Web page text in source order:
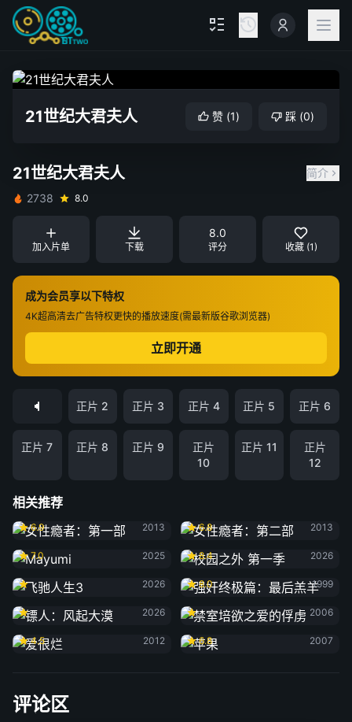
21世纪大君夫人 赞 (1) 踩 (0)
21世纪大君夫人
简介
2738
8.0
加入片单 下载
8.0
评分 收藏 (1)
成为会员享以下特权
4K超高清去广告特权更快的播放速度(需最新版谷歌浏览器)
立即开通
正片 2 正片 3 正片 4 正片 5 正片 6
正片 7 正片 8 正片 9
正片
10
正片 11
正片
12
相关推荐
女性瘾者：第一部
6.9
2013
6.8
2013
Mayumi
7.0
2025
校园之外 第一季
8.4
2026
飞驰人生3
2026
强奸终极篇：最后羔羊
8.0
1999
镖人：风起大漠
2026
禁室培欲之爱的俘虏
2006
爱很烂
4.5
2012
苹果
6.8
2007
评论区